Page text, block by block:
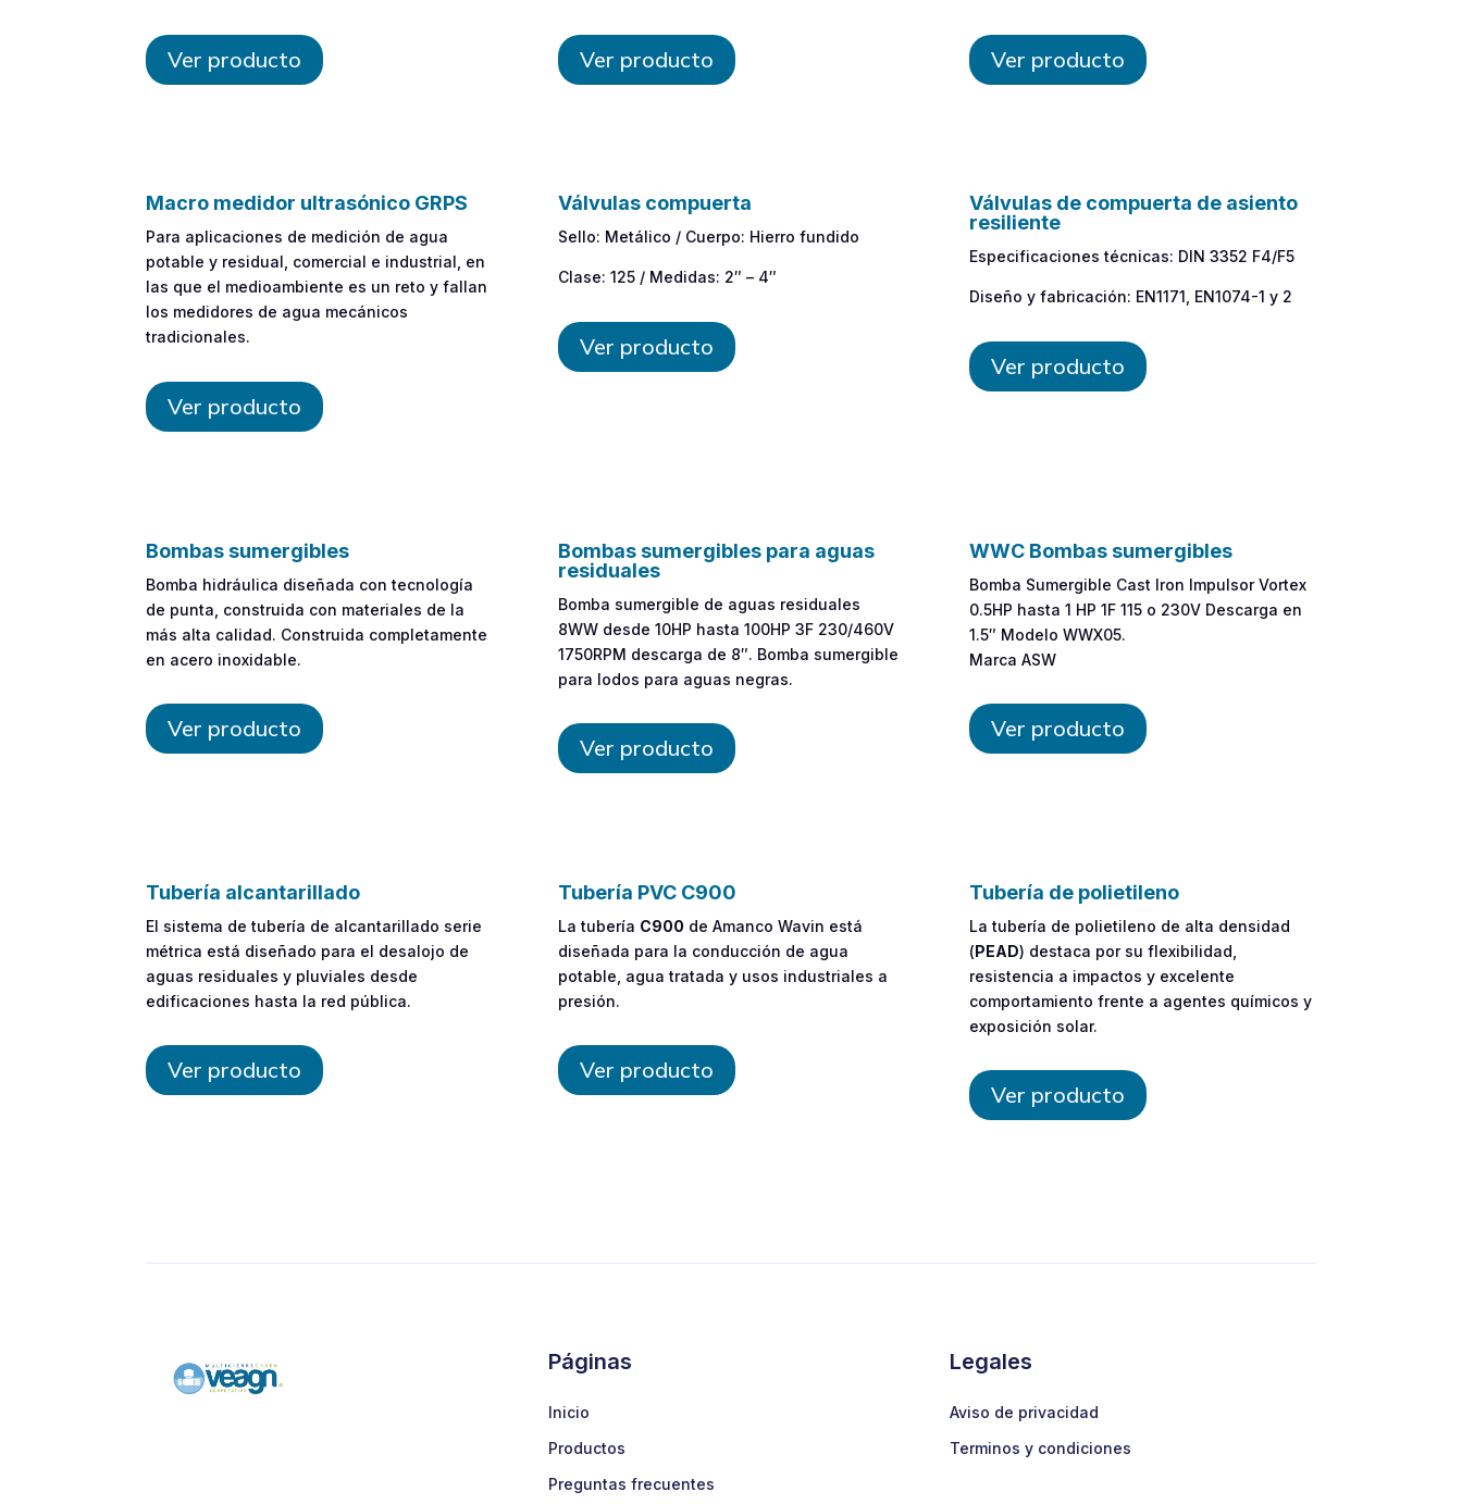
Ver producto Ver producto Ver producto
Macro medidor ultrasónico GRPS
Para aplicaciones de medición de agua
potable y residual, comercial e industrial, en
las que el medioambiente es un reto y fallan
los medidores de agua mecánicos
tradicionales.
Ver producto
Válvulas compuerta
Sello: Metálico / Cuerpo: Hierro fundido
Clase: 125 / Medidas: 2″ – 4″
Ver producto
Válvulas de compuerta de asiento
resiliente
Especificaciones técnicas: DIN 3352 F4/F5
Diseño y fabricación: EN1171, EN1074-1 y 2
Ver producto
Bombas sumergibles
Bomba hidráulica diseñada con tecnología
de punta, construida con materiales de la
más alta calidad. Construida completamente
en acero inoxidable.
Ver producto
Bombas sumergibles para aguas
residuales
Bomba sumergible de aguas residuales
8WW desde 10HP hasta 100HP 3F 230/460V
1750RPM descarga de 8″. Bomba sumergible
para lodos para aguas negras.
Ver producto
WWC Bombas sumergibles
Bomba Sumergible Cast Iron Impulsor Vortex
0.5HP hasta 1 HP 1F 115 o 230V Descarga en
1.5″ Modelo WWX05.
Marca ASW
Ver producto
Tubería alcantarillado
El sistema de tubería de alcantarillado serie
métrica está diseñado para el desalojo de
aguas residuales y pluviales desde
edificaciones hasta la red pública.
Ver producto
Tubería PVC C900
La tubería C900 de Amanco Wavin está
diseñada para la conducción de agua
potable, agua tratada y usos industriales a
presión.
Ver producto
Tubería de polietileno
La tubería de polietileno de alta densidad
(PEAD) destaca por su flexibilidad,
resistencia a impactos y excelente
comportamiento frente a agentes químicos y
exposición solar.
Ver producto
Páginas
Inicio
Productos
Preguntas frecuentes
Legales
Aviso de privacidad
Terminos y condiciones